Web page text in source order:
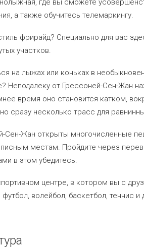
где вы сможете
а также обучитесь телемаркингу.
фрирайд? Специально для вас
участков.
на лыжах или коньках в
Неподалеку от Грессоней-Сен-Жан
время оно становится катком,
сразу несколько трасс для
Сен-Жан открыты многочисленные
местам. Пройдите через
в этом убедитесь.
центре, в котором вы с
волейбол, баскетбол, теннис и